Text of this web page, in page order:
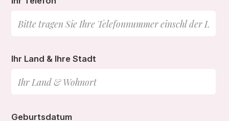
Ihr Land & Ihre Stadt
Geburtsdatum